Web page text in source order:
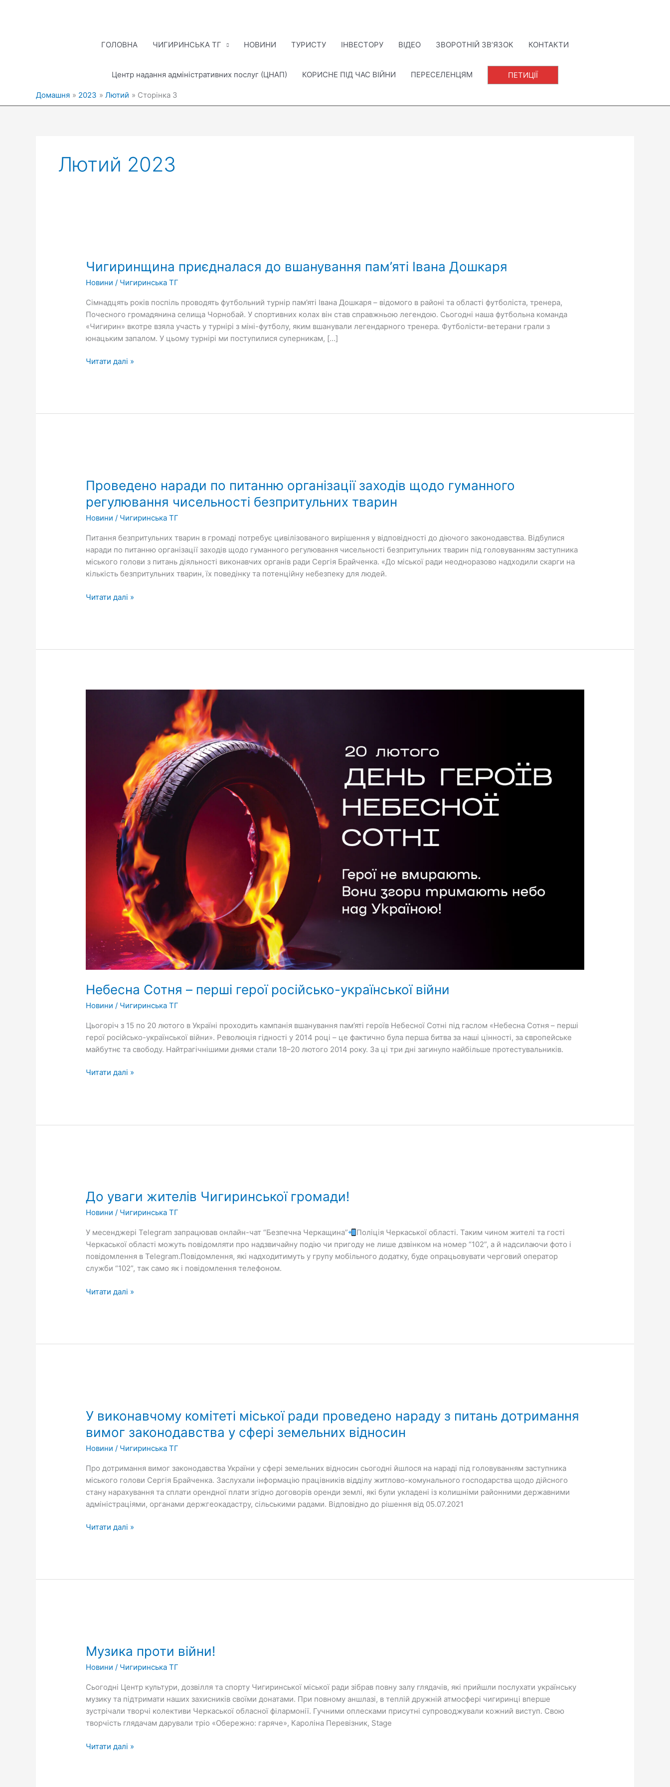
ГОЛОВНА
ЧИГИРИНСЬКА ТГ НОВИНИ ТУРИСТУ ІНВЕСТОРУ ВІДЕО ЗВОРОТНІЙ ЗВ’ЯЗОК КОНТАКТИ
Центр надання адміністративних послуг (ЦНАП) КОРИСНЕ ПІД ЧАС ВІЙНИ ПЕРЕСЕЛЕНЦЯМ ПЕТИЦІЇ
Домашня 2023 Лютий Сторінка 3
Лютий 2023
Чигиринщина приєдналася до вшанування пам’яті Івана Дошкаря
Новини / Чигиринська ТГ
Сімнадцять років поспіль проводять футбольний турнір пам’яті Івана Дошкаря – відомого в районі та області футболіста, тренера,
Почесного громадянина селища Чорнобай. У спортивних колах він став справжньою легендою. Сьогодні наша футбольна команда
«Чигирин» вкотре взяла участь у турнірі з міні-футболу, яким вшанували легендарного тренера. Футболісти-ветерани грали з
юнацьким запалом. У цьому турнірі ми поступилися суперникам, […]
до
вшанування
пам’яті
Івана
Дошкаря
Читати далі »
Проведено наради по питанню організації заходів щодо гуманного
регулювання чисельності безпритульних тварин
Новини / Чигиринська ТГ
Питання безпритульних тварин в громаді потребує цивілізованого вирішення у відповідності до діючого законодавства. Відбулися
наради по питанню організації заходів щодо гуманного регулювання чисельності безпритульних тварин під головуванням заступника
міського голови з питань діяльності виконавчих органів ради Сергія Брайченка. «До міської ради неодноразово надходили скарги на
кількість безпритульних тварин, їх поведінку та потенційну небезпеку для людей.
по
питанню
організації
заходів
гуманного
регулювання
чисельності
безпритульних
Читати далі »
Небесна Сотня – перші герої російсько-української війни
Новини / Чигиринська ТГ
Цьогоріч з 15 по 20 лютого в Україні проходить кампанія вшанування пам’яті героїв Небесної Сотні під гаслом «Небесна Сотня – перші
герої російсько-української війни». Революція гідності у 2014 році – це фактично була перша битва за наші цінності, за європейське
майбутнє та свободу. Найтрагічнішими днями стали 18–20 лютого 2014 року. За ці три дні загинуло найбільше протестувальників.
Читати далі »
До уваги жителів Чигиринської громади!
Новини / Чигиринська ТГ
У месенджері Telegram запрацював онлайн-чат “Безпечна Черкащина”
Поліція Черкаської області. Таким чином жителі та гості
Черкаської області можуть повідомляти про надзвичайну подію чи пригоду не лише дзвінком на номер “102”, а й надсилаючи фото і
повідомлення в Telegram.Повідомлення, які надходитимуть у групу мобільного додатку, буде опрацьовувати черговий оператор
служби “102”, так само як і повідомлення телефоном.
жителів
Чигиринської
громади!
Читати далі »
У виконавчому комітеті міської ради проведено нараду з питань дотримання
вимог законодавства у сфері земельних відносин
Новини / Чигиринська ТГ
Про дотримання вимог законодавства України у сфері земельних відносин сьогодні йшлося на нараді під головуванням заступника
міського голови Сергія Брайченка. Заслухали інформацію працівників відділу житлово-комунального господарства щодо дійсного
стану нарахування та сплати орендної плати згідно договорів оренди землі, які були укладені із колишніми районними державними
адміністраціями, органами держгеокадастру, сільськими радами. Відповідно до рішення від 05.07.2021
комітеті
ради
проведено
з
питань
дотримання
вимог
Читати далі »
Музика проти війни!
Новини / Чигиринська ТГ
Сьогодні Центр культури, дозвілля та спорту Чигиринської міської ради зібрав повну залу глядачів, які прийшли послухати українську
музику та підтримати наших захисників своїми донатами. При повному аншлазі, в теплій дружній атмосфері чигиринці вперше
зустрічали творчі колективи Черкаської обласної філармонії. Гучними оплесками присутні супроводжували кожний виступ. Свою
творчість глядачам дарували тріо «Обережно: гаряче», Кароліна Перевізник, Stage
війни!
Читати далі »